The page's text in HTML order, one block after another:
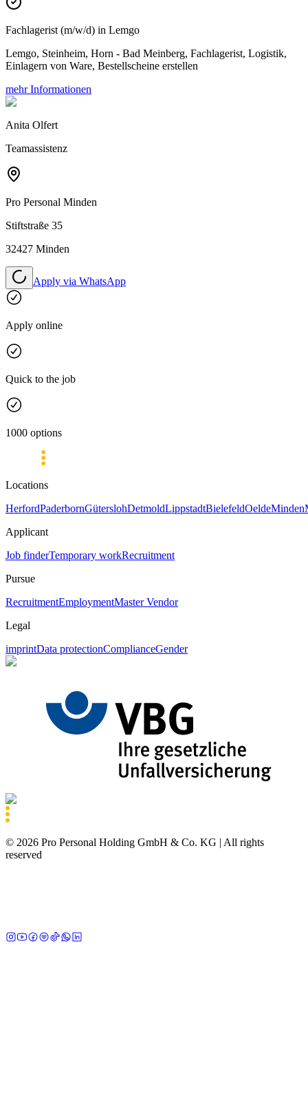
Fachlagerist (m/w/d) in Lemgo
Lemgo, Steinheim, Horn - Bad Meinberg, Fachlagerist, Logistik,
Einlagern von Ware, Bestellscheine erstellen
mehr Informationen
Anita Olfert
Teamassistenz
Pro Personal Minden
Stiftstraße 35
32427 Minden
Apply via WhatsApp
Apply online
Quick to the job
1000 options
Locations
HerfordPaderbornGüterslohDetmoldLippstadtBielefeldOeldeMinden
Applicant
Job finderTemporary workRecruitment
Pursue
RecruitmentEmploymentMaster Vendor
Legal
imprintData protectionComplianceGender
© 2026 Pro Personal Holding GmbH & Co. KG | All rights
reserved